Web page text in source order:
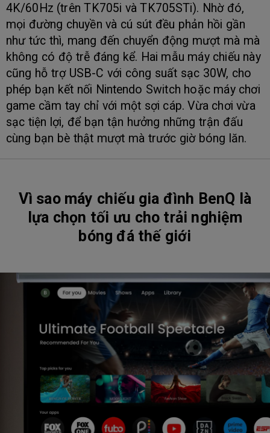
4K/60Hz (trên TK705i và TK705STi). Nhờ đó,
mọi đường chuyền và cú sút đều phản hồi gần
như tức thì, mang đến chuyển động mượt mà mà
không có độ trễ đáng kể. Hai mẫu máy chiếu này
cũng hỗ trợ USB-C với công suất sạc 30W, cho
phép bạn kết nối Nintendo Switch hoặc máy chơi
game cầm tay chỉ với một sợi cáp. Vừa chơi vừa
sạc tiện lợi, để bạn tận hưởng những trận đấu
cùng bạn bè thật mượt mà trước giờ bóng lăn.
Vì sao máy chiếu gia đình BenQ là
lựa chọn tối ưu cho trải nghiệm
bóng đá thế giới